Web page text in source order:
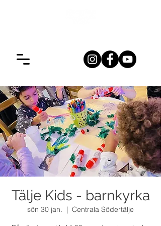
Tälje Kids - barnkyrka
sön 30 jan.
  |
Centrala Södertälje